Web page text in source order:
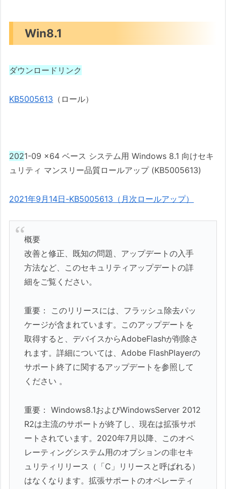
Win8.1
ダウンロードリンク
KB5005613 （ロール）
2021-09 x64 ベース システム用 Windows 8.1 向けセキ
ュリティ マンスリー品質ロールアップ (KB5005613)
2021年9月14日-KB5005613（月次ロールアップ）
概要
改善と修正、既知の問題、アップデートの入手
方法など、このセキュリティアップデートの詳
細をご覧ください。
重要： このリリースには、フラッシュ除去パッ
ケージが含まれています。このアップデートを
取得すると、デバイスからAdobeFlashが削除さ
れます。詳細については、Adobe FlashPlayerの
サポート終了に関するアップデートを参照して
ください 。
重要： Windows8.1およびWindowsServer 2012
R2は主流のサポートが終了し、現在は拡張サポ
ートされています。2020年7月以降、このオペ
レーティングシステム用のオプションの非セキ
ュリティリリース（「C」リリースと呼ばれる）
はなくなります。拡張サポートのオペレーティ